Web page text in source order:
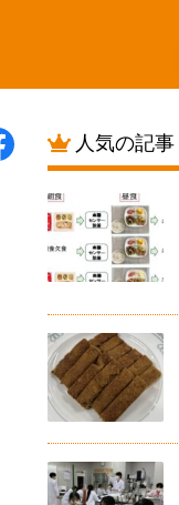
人気の記事